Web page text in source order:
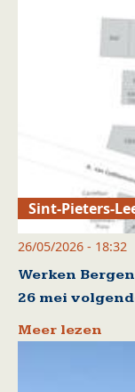
Sint-Pieters-
26/05/2026 - 18:32
Werken
26 mei
Meer lezen